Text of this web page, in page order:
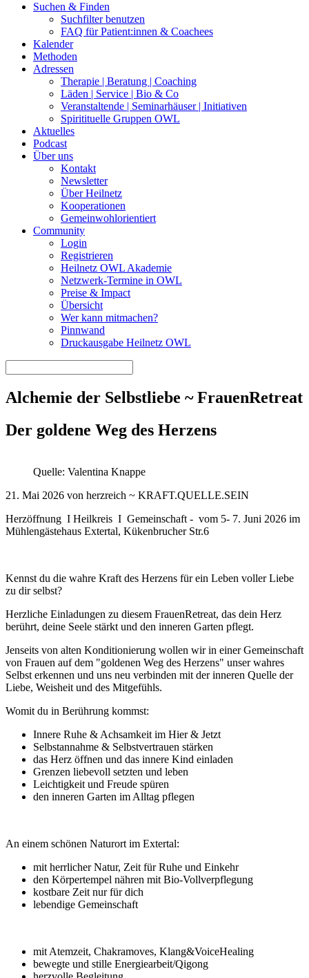
Suchen & Finden
Suchfilter benutzen
FAQ für Patient:innen & Coachees
Kalender
Methoden
Adressen
Therapie | Beratung | Coaching
Läden | Service | Bio & Co
Veranstaltende | Seminarhäuser | Initiativen
Spiritituelle Gruppen OWL
Aktuelles
Podcast
Über uns
Kontakt
Newsletter
Über Heilnetz
Kooperationen
Gemeinwohlorientiert
Community
Login
Registrieren
Heilnetz OWL Akademie
Netzwerk-Termine in OWL
Preise & Impact
Übersicht
Wer kann mitmachen?
Pinnwand
Druckausgabe Heilnetz OWL
Alchemie der Selbstliebe ~ FrauenRetreat
Der goldene Weg des Herzens
Quelle: Valentina Knappe
21. Mai 2026 von herzreich ~ KRAFT.QUELLE.SEIN
Herzöffnung I Heilkreis I Gemeinschaft - vom 5- 7. Juni 2026 im
Mühlengästehaus Extertal, Kükenbrucher Str.6
Kennst du die wahre Kraft des Herzens für ein Leben voller Liebe
zu dir selbst?
Herzliche Einladungen zu diesem FrauenRetreat, das dein Herz
berührt, deine Seele stärkt und den inneren Garten pflegt.
Jenseits von alten Konditionierung wollen wir in einer Gemeinschaft
von Frauen auf dem "goldenen Weg des Herzens" unser wahres
Selbst erkennen und uns neu verbinden mit der inneren Quelle der
Liebe, Weisheit und des Mitgefühls.
Womit du in Berührung kommst:
Innere Ruhe & Achsamkeit im Hier & Jetzt
Selbstannahme & Selbstvertrauen stärken
das Herz öffnen und das innere Kind einladen
Grenzen liebevoll setzten und leben
Leichtigkeit und Freude spüren
den inneren Garten im Alltag pflegen
An einem schönen Naturort im Extertal:
mit herrlicher Natur, Zeit für Ruhe und Einkehr
den Körpertempel nähren mit Bio-Vollverpflegung
kostbare Zeit nur für dich
lebendige Gemeinschaft
mit Atemzeit, Chakramoves, Klang&VoiceHealing
bewegte und stille Energiearbeit/Qigong